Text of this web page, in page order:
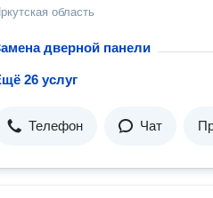
область
дверной панели
26 услуг
Телефон Чат